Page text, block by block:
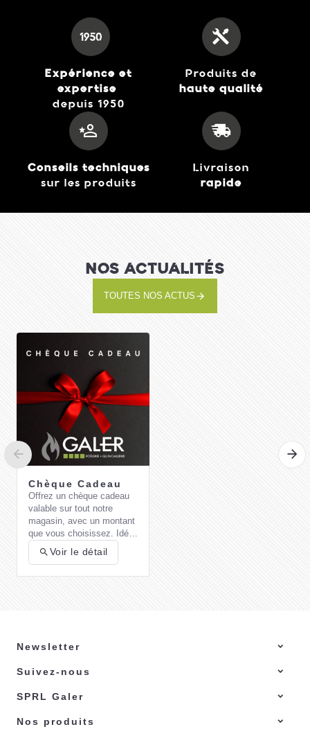
Expérience et
expertise
depuis 1950
Produits de
haute qualité
Conseils techniques
sur les produits
Livraison
rapide
NOS ACTUALITÉS
TOUTES NOS ACTUS
Chèque Cadeau
Offrez un chèque cadeau
valable sur tout notre
magasin, avec un montant
que vous choisissez. Idéal
flexible !
Voir le détail
Comment choisir
gaz ?
Choisir un barbecue à gaz
préférences nécessite de
Newsletter
Suivez-nous
SPRL Galer
Nos produits